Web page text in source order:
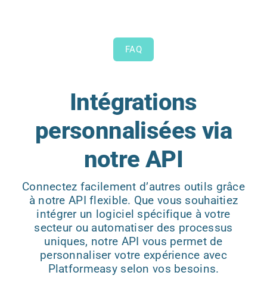
FAQ
Intégrations
personnalisées via
notre API
Connectez facilement d’autres outils grâce
à notre API flexible. Que vous souhaitiez
intégrer un logiciel spécifique à votre
secteur ou automatiser des processus
uniques, notre API vous permet de
personnaliser votre expérience avec
Platformeasy selon vos besoins.